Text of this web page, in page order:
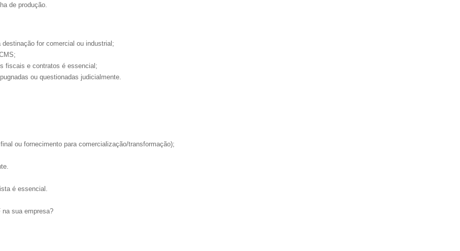
de produção.
for comercial ou industrial;
fiscais e contratos é essencial;
ou questionadas judicialmente.
ou fornecimento para comercialização/transformação);
é essencial.
sua empresa?